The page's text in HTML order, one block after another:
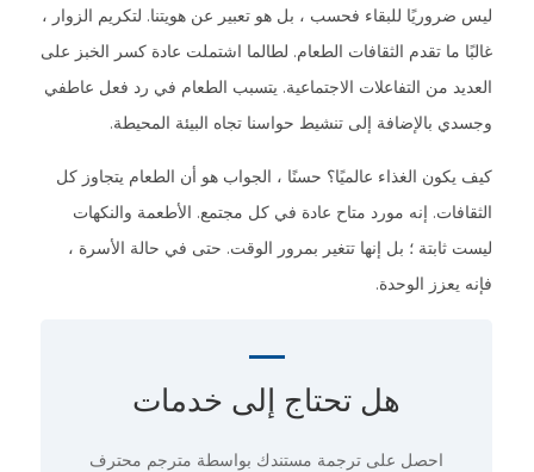
ليس ضروريًا للبقاء فحسب ، بل هو تعبير عن هويتنا. لتكريم الزوار ،
غالبًا ما تقدم الثقافات الطعام. لطالما اشتملت عادة كسر الخبز على
العديد من التفاعلات الاجتماعية. يتسبب الطعام في رد فعل عاطفي
وجسدي بالإضافة إلى تنشيط حواسنا تجاه البيئة المحيطة.
كيف يكون الغذاء عالميًا؟ حسنًا ، الجواب هو أن الطعام يتجاوز كل
الثقافات. إنه مورد متاح عادة في كل مجتمع. الأطعمة والنكهات
ليست ثابتة ؛ بل إنها تتغير بمرور الوقت. حتى في حالة الأسرة ،
فإنه يعزز الوحدة.
هل تحتاج إلى خدمات
احصل على ترجمة مستندك بواسطة مترجم محترف